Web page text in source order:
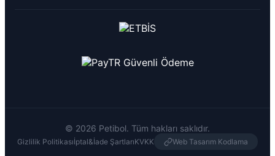
© 2026 Petibol. Tüm hakları saklıdır.
Gizlilik Politikasıİptal&İade ŞartlarıKVKK Web Tasarım Kodlama